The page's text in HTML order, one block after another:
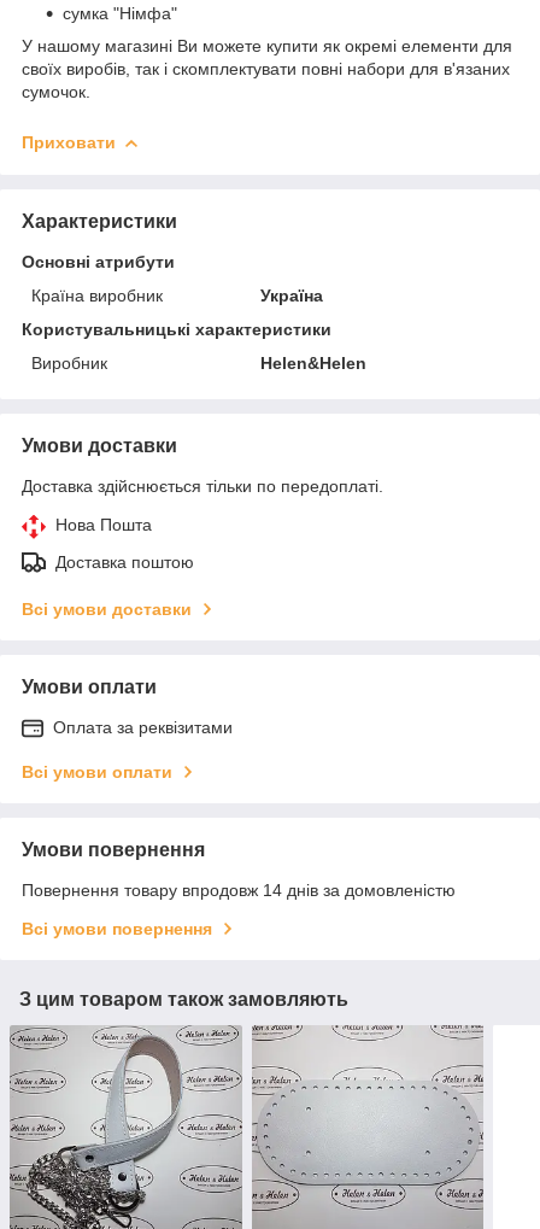
сумка "Німфа"
У нашому магазині Ви можете купити як окремі елементи для
своїх виробів, так і скомплектувати повні набори для в'язаних
сумочок.
Приховати
Характеристики
Основні атрибути
Країна виробник
Україна
Користувальницькі характеристики
Виробник
Helen&Helen
Умови доставки
Доставка здійснюється тільки по передоплаті.
Нова Пошта
Доставка поштою
Всі умови доставки
Умови оплати
Оплата за реквізитами
Всі умови оплати
Умови повернення
Повернення товару впродовж 14 днів за домовленістю
Всі умови повернення
З цим товаром також замовляють